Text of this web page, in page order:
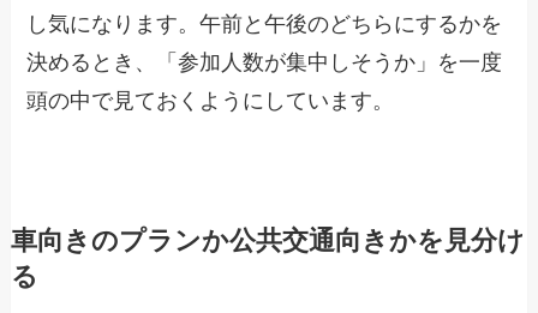
し気になります。午前と午後のどちらにするかを
決めるとき、「参加人数が集中しそうか」を一度
頭の中で見ておくようにしています。
車向きのプランか公共交通向きかを見分け
る